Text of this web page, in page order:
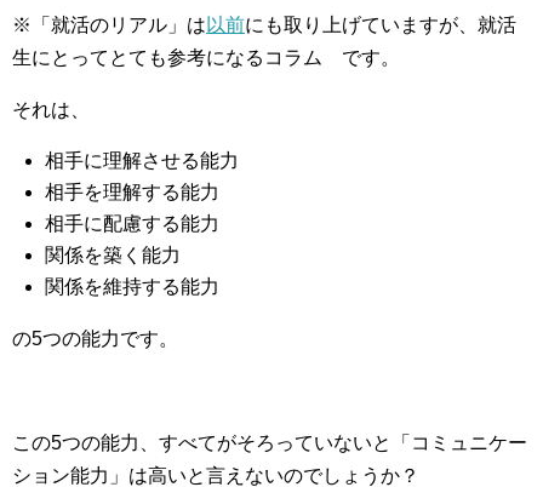
※「就活のリアル」は 以前にも取り上げていますが、就活
生にとってとても参考になるコラム です。
それは、
相手に理解させる能力
相手を理解する能力
相手に配慮する能力
関係を築く能力
関係を維持する能力
の5つの能力です。
この5つの能力、すべてがそろっていないと「コミュニケー
ション能力」は高いと言えないのでしょうか？